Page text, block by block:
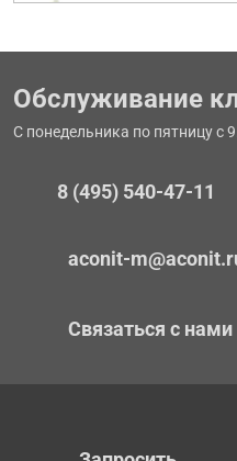
Обслуживание
С понедельника по пятницу с
8 (495) 540-47-11
aconit-
Связаться с нами